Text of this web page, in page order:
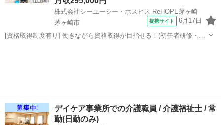
株式会社シーユーシー・ホスピス ReHOPE茅ヶ崎
茅ヶ崎市
提携サイト 6月17日
[資格取得制度有り] 働きながら資格取得が目指せる！(初任者研修・実
デイケア事業所での介護職員 / 介護福祉士 / 常
勤(日勤のみ)